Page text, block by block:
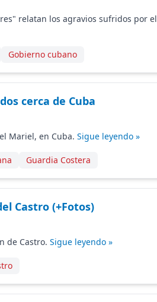
relatan los agravios sufridos por el
Gobierno cubano
cerca de Cuba
Mariel, en Cuba. Sigue leyendo »
Guardia Costera
Castro (+Fotos)
de Castro. Sigue leyendo »